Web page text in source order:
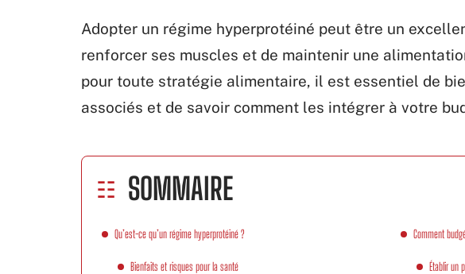
Adopter un régime hyperprotéiné peut être un
renforcer ses muscles et de maintenir une
pour toute stratégie alimentaire, il est essentiel de
associés et de savoir comment les intégrer à votre
SOMMAIRE
Qu’est-ce qu’un régime hyperprotéiné ?
Bienfaits et risques pour la santé
Comment
Établir un